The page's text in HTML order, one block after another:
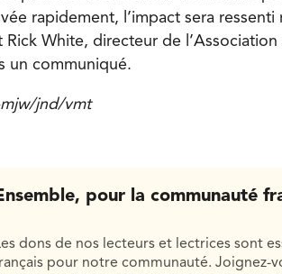
rapidement, l’impact sera
Rick White, directeur de
un communiqué.
jnd/vmt
pour la communauté
dons de nos lecteurs et lectrices sont
pour notre communauté. Joignez-